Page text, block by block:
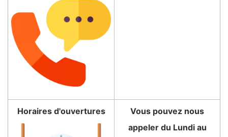
Horaires d'ouvertures
Vous pouvez nous
appeler du Lundi au